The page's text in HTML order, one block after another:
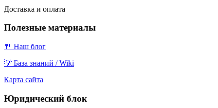
Доставка и оплата
Полезные материалы
🍴 Наш блог
💡 База знаний / Wiki
Карта сайта
Юридический блок